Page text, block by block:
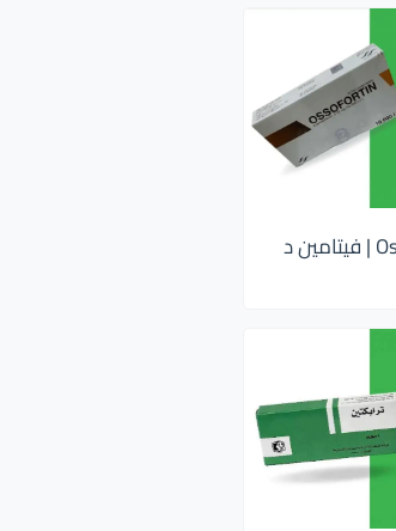
اوسوفورتين 10000 Ossofortin | فيتامين د